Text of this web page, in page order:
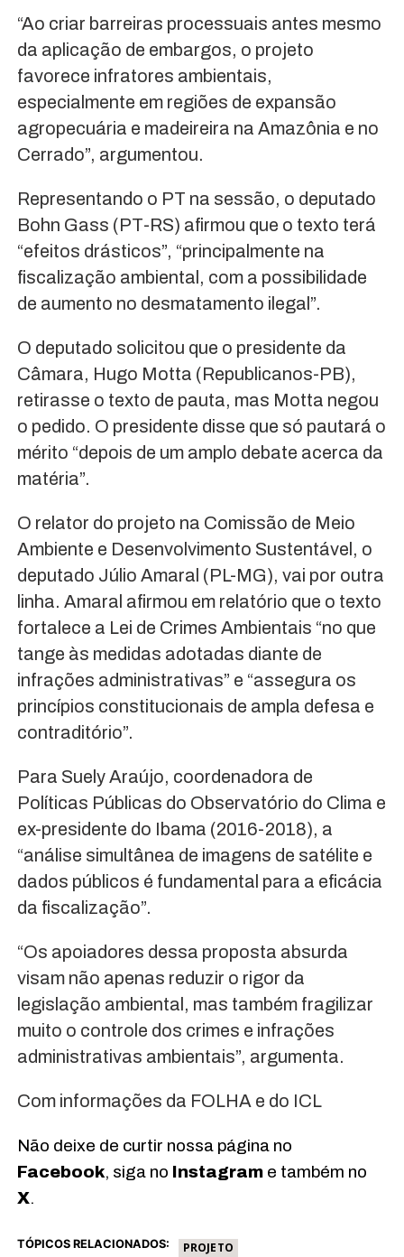
“Ao criar barreiras processuais antes mesmo
da aplicação de embargos, o projeto
favorece infratores ambientais,
especialmente em regiões de expansão
agropecuária e madeireira na Amazônia e no
Cerrado”, argumentou.
Representando o PT na sessão, o deputado
Bohn Gass (PT-RS) afirmou que o texto terá
“efeitos drásticos”, “principalmente na
fiscalização ambiental, com a possibilidade
de aumento no desmatamento ilegal”.
O deputado solicitou que o presidente da
Câmara, Hugo Motta (Republicanos-PB),
retirasse o texto de pauta, mas Motta negou
o pedido. O presidente disse que só pautará o
mérito “depois de um amplo debate acerca da
matéria”.
O relator do projeto na Comissão de Meio
Ambiente e Desenvolvimento Sustentável, o
deputado Júlio Amaral (PL-MG), vai por outra
linha. Amaral afirmou em relatório que o texto
fortalece a Lei de Crimes Ambientais “no que
tange às medidas adotadas diante de
infrações administrativas” e “assegura os
princípios constitucionais de ampla defesa e
contraditório”.
Para Suely Araújo, coordenadora de
Políticas Públicas do Observatório do Clima e
ex-presidente do Ibama (2016-2018), a
“análise simultânea de imagens de satélite e
dados públicos é fundamental para a eficácia
da fiscalização”.
“Os apoiadores dessa proposta absurda
visam não apenas reduzir o rigor da
legislação ambiental, mas também fragilizar
muito o controle dos crimes e infrações
administrativas ambientais”, argumenta.
Com informações da FOLHA e do ICL
Não deixe de curtir nossa página no
Facebook, siga no Instagrame também no
X.
TÓPICOS RELACIONADOS: PROJETO